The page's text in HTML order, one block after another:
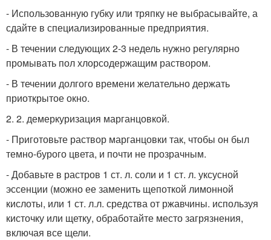
- Использованную губку или тряпку не выбрасывайте, а
сдайте в специализированные предприятия.
- В течении следующих 2-3 недель нужно регулярно
промывать пол хлорсодержащим раствором.
- В течении долгого времени желательно держать
приоткрытое окно.
2. 2. демеркуризация марганцовкой.
- Приготовьте раствор марганцовки так, чтобы он был
темно-бурого цвета, и почти не прозрачным.
- Добавьте в растров 1 ст. л. соли и 1 ст. л. уксусной
эссенции (можно ее заменить щепоткой лимонной
кислоты, или 1 ст. л.л. средства от ржавчины. используя
кисточку или щетку, обработайте место загрязнения,
включая все щели.